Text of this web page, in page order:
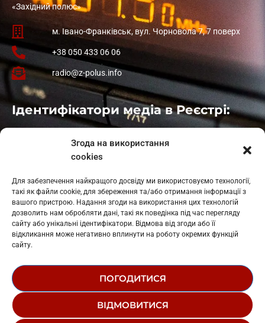
Згода на використання
cookies
Для забезпечення найкращого досвіду ми використовуємо технології,
такі як файли cookie, для збереження та/або отримання інформації з
вашого пристрою. Надання згоди на використання цих технологій
дозволить нам обробляти дані, такі як поведінка під час перегляду
сайту або унікальні ідентифікатори. Відмова від згоди або її
відкликання може негативно вплинути на роботу окремих функцій
сайту.
ПОГОДИТИСЯ
ВІДМОВИТИСЯ
«Західний полюс»
м. Івано-Франківськ, вул. Чорновола 7, 7 поверх
+38 050 433 06 06
radio@z-polus.info
Ідентифікатори медіа в Реєстрі:
: L11-01410
: L11-01801
Косів: L11-01805
Гарасимів: L11-02274
© 1995-2026 РК «ЗАХІДНИЙ ПОЛЮС»